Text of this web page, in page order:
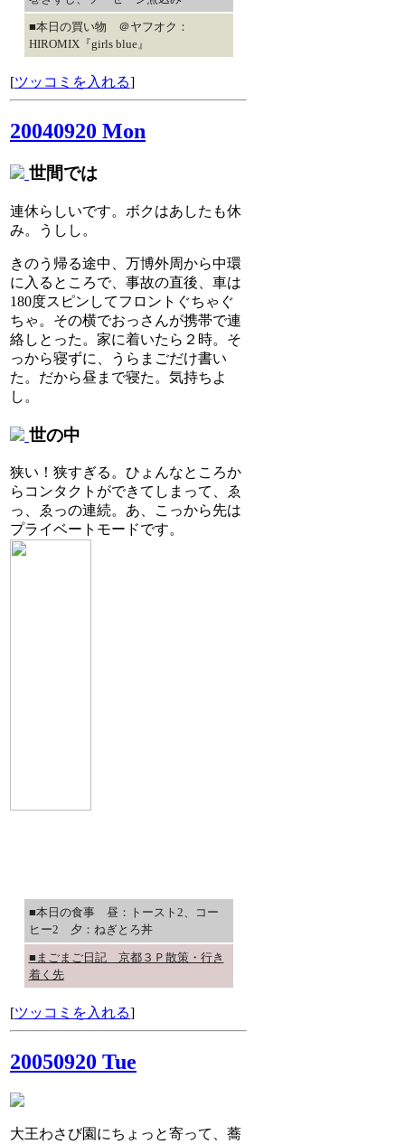
■本日の買い物 ＠ヤフオク：
HIROMIX『girls blue』
[ツッコミを入れる]
20040920 Mon
世間では
連休らしいです。ボクはあしたも休
み。うしし。
きのう帰る途中、万博外周から中環
に入るところで、事故の直後、車は
180度スピンしてフロントぐちゃぐ
ちゃ。その横でおっさんが携帯で連
絡しとった。家に着いたら２時。そ
っから寝ずに、うらまごだけ書い
た。だから昼まで寝た。気持ちよ
し。
世の中
狭い！狭すぎる。ひょんなところか
らコンタクトができてしまって、ゑ
っ、ゑっの連続。あ、こっから先は
プライベートモードです。
■本日の食事 昼：トースト2、コー
ヒー2 夕：ねぎとろ丼
■まごまご日記 京都３Ｐ散策・行き
着く先
[ツッコミを入れる]
20050920 Tue
大王わさび園にちょっと寄って、蕎